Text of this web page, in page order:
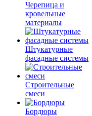
Черепица и
кровельные
материалы
Штукатурные
фасадные системы
Строительные
смеси
Бордюры